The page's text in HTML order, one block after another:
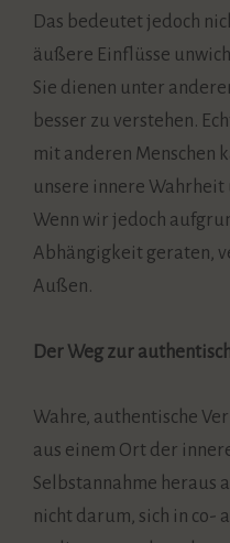
Das bedeutet jedoch
äußere Einflüsse
Sie dienen unter
besser zu verstehen.
mit anderen Menschen
unsere innere
Wenn wir jedoch
Abhängigkeit geraten,
Außen.
Der Weg zur
Wahre, authentische
aus einem Ort der
Selbstannahme heraus
nicht darum, sich in co-